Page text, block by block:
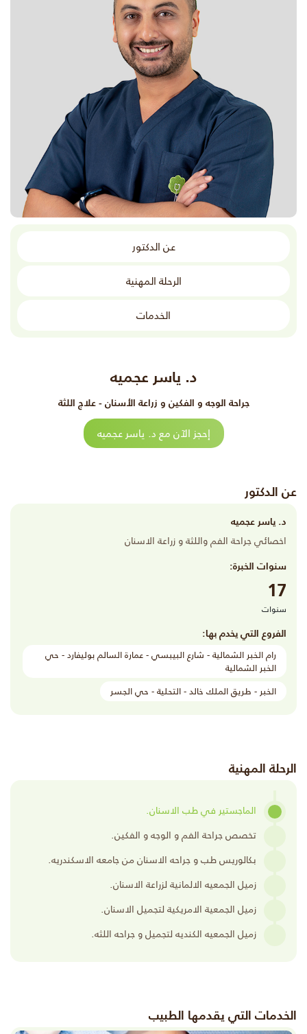
عن الدكتور
الرحلة المهنية
الخدمات
د. ياسر عجميه
جراحة الوجه و الفكين و زراعة الأسنان - علاج اللثة
إحجز الآن مع د. ياسر عجميه
عن الدكتور
د. ياسر عجميه
اخصائي جراحة الفم واللثة و زراعة الاسنان
سنوات الخبرة:
17
سنوات
الفروع التي يخدم بها:
رام الخبر الشمالية - شارع البيبسي - عمارة السالم بوليفارد - حي
الخبر الشمالية
الخبر - طريق الملك خالد - التحلية - حي الجسر
الرحلة المهنية
الماجستير في طب الاسنان.
تخصص جراحة الفم و الوجه و الفكين.
بكالوريس طب و جراحه الاسنان من جامعه الاسكندريه.
زميل الجمعيه الالمانية لزراعة الاسنان.
زميل الجمعية الامريكية لتجميل الاسنان.
زميل الجمعيه الكنديه لتجميل و جراحه اللثه.
الخدمات التي يقدمها الطبيب